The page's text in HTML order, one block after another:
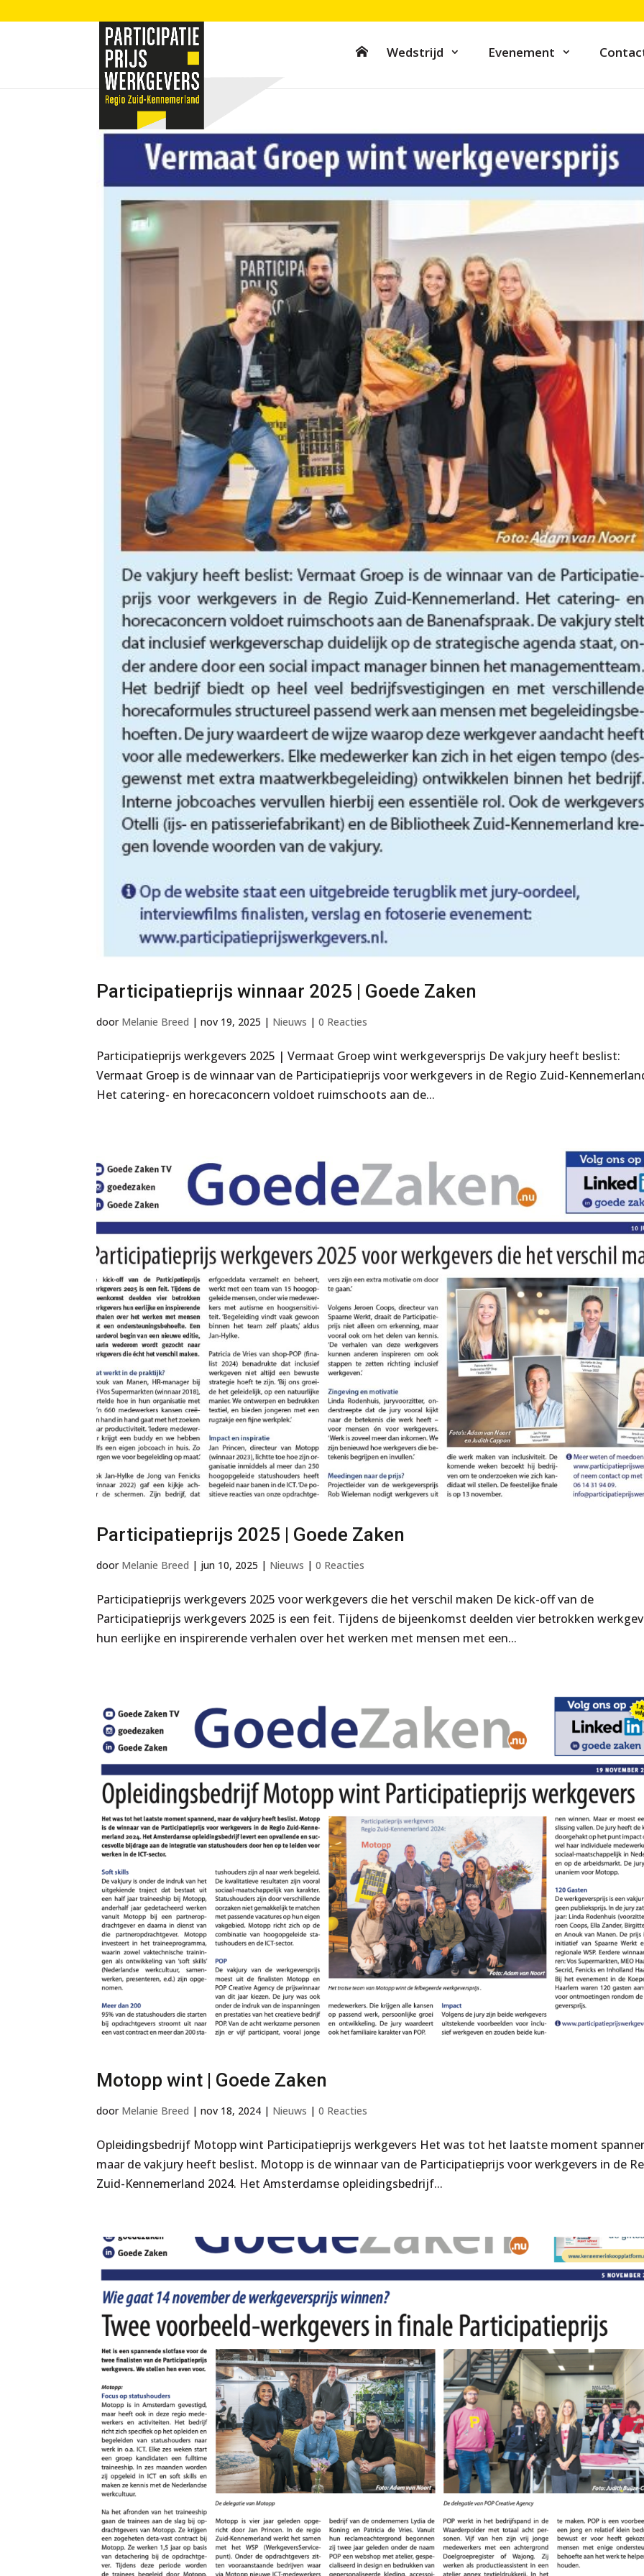
Wedstrijd Evenement
Participatieprijs winnaar 2025 | Goede Zaken
door Melanie Breed |nov 19, 2025 | Nieuws |0 Reacties
Participatieprijs werkgevers 2025 | Vermaat Groep wint werkgeversprijs De vakjury heeft beslist:
Vermaat Groep is de winnaar van de Participatieprijs voor werkgevers in de Regio Zuid-
Het catering- en horecaconcern voldoet ruimschoots aan de...
Participatieprijs 2025 | Goede Zaken
door Melanie Breed | jun 10, 2025 | Nieuws |0 Reacties
Participatieprijs werkgevers 2025 voor werkgevers die het verschil maken De kick-off van de
Participatieprijs werkgevers 2025 is een feit. Tijdens de bijeenkomst deelden vier betrokken
hun eerlijke en inspirerende verhalen over het werken met mensen met een...
Motopp wint | Goede Zaken
door Melanie Breed |nov 18, 2024 | Nieuws |0 Reacties
Opleidingsbedrijf Motopp wint Participatieprijs werkgevers Het was tot het laatste moment
maar de vakjury heeft beslist. Motopp is de winnaar van de Participatieprijs voor werkgevers in de
Zuid-Kennemerland 2024. Het Amsterdamse opleidingsbedrijf...